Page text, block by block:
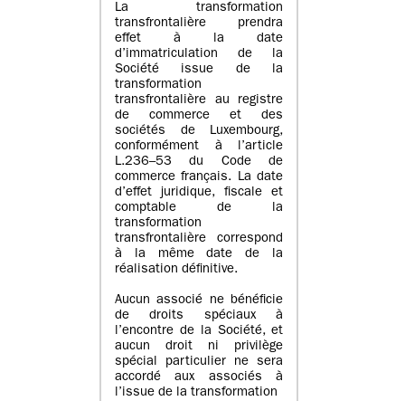
La transformation
transfrontalière prendra
effet à la date
d’immatriculation de la
Société issue de la
transformation
transfrontalière au registre
de commerce et des
sociétés de Luxembourg,
conformément à l’article
L.236–53 du Code de
commerce français. La date
d’effet juridique, fiscale et
comptable de la
transformation
transfrontalière correspond
à la même date de la
réalisation définitive.
Aucun associé ne bénéficie
de droits spéciaux à
l’encontre de la Société, et
aucun droit ni privilège
spécial particulier ne sera
accordé aux associés à
l’issue de la transformation